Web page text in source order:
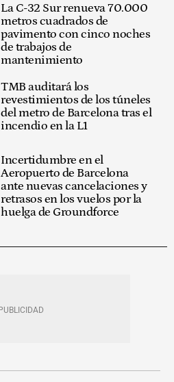
La C-32 Sur renueva 70.000
metros cuadrados de
pavimento con cinco noches
de trabajos de
mantenimiento
TMB auditará los
revestimientos de los túneles
del metro de Barcelona tras el
incendio en la L1
Incertidumbre en el
Aeropuerto de Barcelona
ante nuevas cancelaciones y
retrasos en los vuelos por la
huelga de Groundforce